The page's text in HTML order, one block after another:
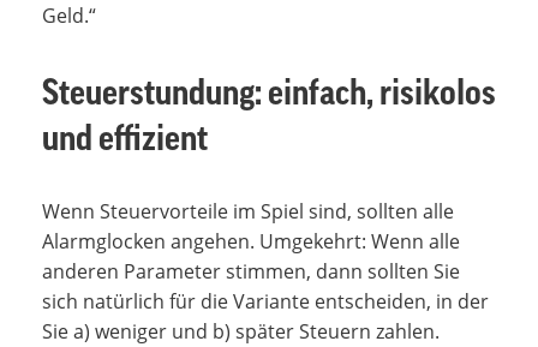
Geld.“
Steuerstundung: einfach, risikolos
und effizient
Wenn Steuervorteile im Spiel sind, sollten alle
Alarmglocken angehen. Umgekehrt: Wenn alle
anderen Parameter stimmen, dann sollten Sie
sich natürlich für die Variante entscheiden, in der
Sie a) weniger und b) später Steuern zahlen.